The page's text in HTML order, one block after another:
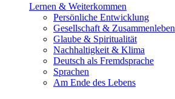
Lernen & Weiterkommen
Persönliche Entwicklung
Gesellschaft & Zusammenleben
Glaube & Spiritualität
Nachhaltigkeit & Klima
Deutsch als Fremdsprache
Sprachen
Am Ende des Lebens